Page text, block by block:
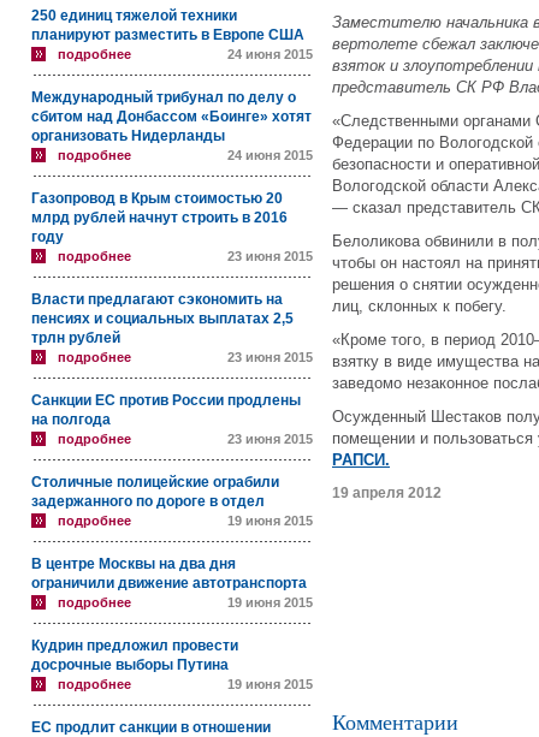
250 единиц тяжелой техники
планируют разместить в Европе США
подробнее 24 июня 2015
Международный трибунал по делу о
сбитом над Донбассом «Боинге» хотят
организовать Нидерланды
подробнее 24 июня 2015
Газопровод в Крым стоимостью 20
млрд рублей начнут строить в 2016
году
подробнее 23 июня 2015
Власти предлагают сэкономить на
пенсиях и социальных выплатах 2,5
трлн рублей
подробнее 23 июня 2015
Санкции ЕС против России продлены
на полгода
подробнее 23 июня 2015
Столичные полицейские ограбили
задержанного по дороге в отдел
подробнее 19 июня 2015
В центре Москвы на два дня
ограничили движение автотранспорта
подробнее 19 июня 2015
Кудрин предложил провести
досрочные выборы Путина
подробнее 19 июня 2015
ЕС продлит санкции в отношении
Заместителю начальника
вертолете сбежал
взяток и
представитель СК РФ
«Следственными органами
Федерации по Вологодской
безопасности и
Вологодской области
— сказал представитель
Белоликова обвинили в
чтобы он настоял на
решения о снятии
лиц, склонных к побегу.
«Кроме того, в период
взятку в виде имущества
заведомо незаконное
Осужденный Шестаков
помещении и
РАПСИ.
19 апреля 2012
Комментарии